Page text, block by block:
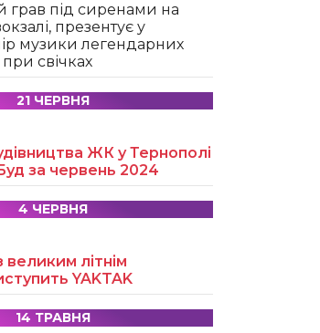
грав під сиренами на
презентує у
музики легендарних
свічках
21 ЧЕРВНЯ
ЖК у Тернополі
за червень 2024
4 ЧЕРВНЯ
великим літнім
YAKTAK
14 ТРАВНЯ